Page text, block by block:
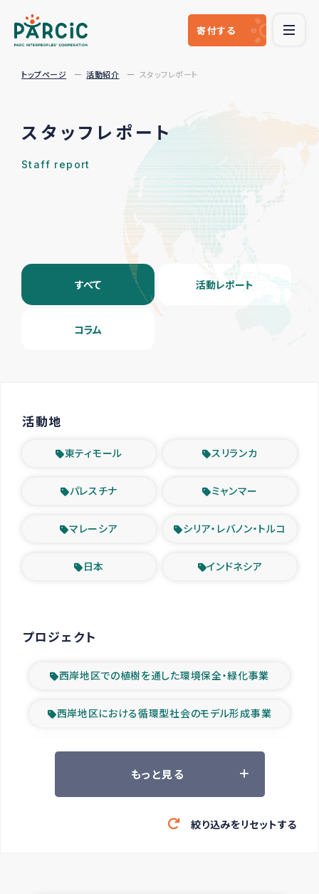
寄付する
トップページ 活動紹介 スタッフレポート
スタッフレポート
Staff report
すべて 活動レポート
コラム
活動地
東ティモール スリランカ
パレスチナ ミャンマー
マレーシア シリア・レバノン・トルコ
日本 インドネシア
プロジェクト
西岸地区での植樹を通した環境保全・緑化事業
西岸地区における循環型社会のモデル形成事業
ツアー参加者の声
緊急救援の時代
もっと見る
絞り込みをリセットする